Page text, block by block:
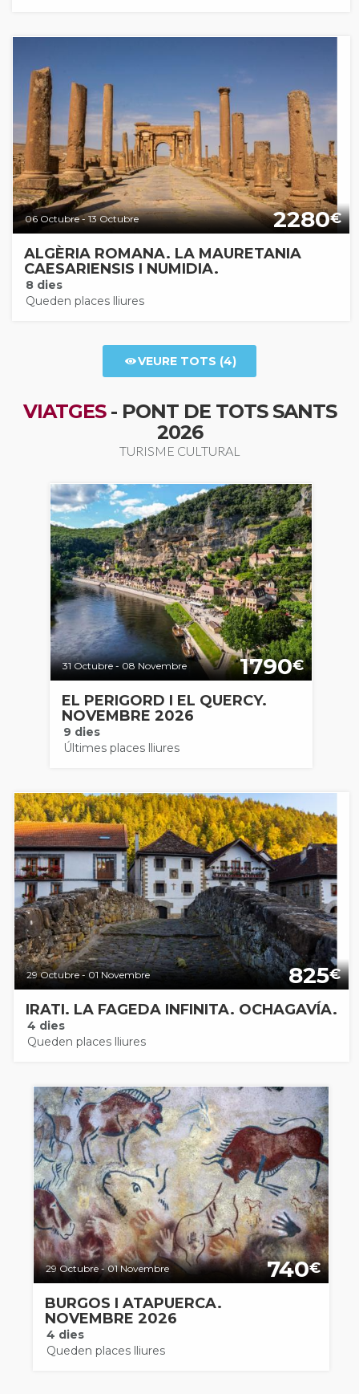
06 Octubre - 13 Octubre 2280€
ALGÈRIA ROMANA. LA MAURETANIA
CAESARIENSIS I NUMIDIA.
8 dies
Queden places lliures
VEURE TOTS (4)
VIATGES- PONT DE TOTS SANTS
2026
TURISME CULTURAL
31 Octubre - 08 Novembre 1790€
EL PERIGORD I EL QUERCY.
NOVEMBRE 2026
9 dies
Últimes places lliures
29 Octubre - 01 Novembre 825€
IRATI. LA FAGEDA INFINITA. OCHAGAVÍA.
4 dies
Queden places lliures
29 Octubre - 01 Novembre 740€
BURGOS I ATAPUERCA.
NOVEMBRE 2026
4 dies
Queden places lliures